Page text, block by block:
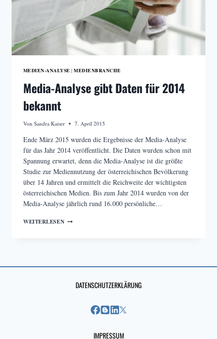
MEDIEN-ANALYSE |MEDIENBRANCHE
Media-Analyse gibt Daten für 2014
bekannt
Von Sandra Kaiser 7. April 2015
Ende März 2015 wurden die Ergebnisse der Media-Analyse
für das Jahr 2014 veröffentlicht. Die Daten wurden schon mit
Spannung erwartet, denn die Media-Analyse ist die größte
Studie zur Mediennutzung der österreichischen Bevölkerung
über 14 Jahren und ermittelt die Reichweite der wichtigsten
österreichischen Medien. Bis zum Jahr 2014 wurden von der
Media-Analyse jährlich rund 16.000 persönliche…
WEITERLESENMEDIA-
BEKANNT
DATENSCHUTZERKLÄRUNG
IMPRESSUM